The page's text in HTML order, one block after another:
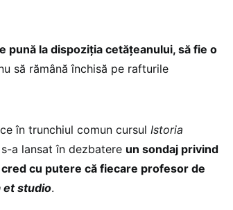
pună la dispoziția cetățeanului, să fie o
să rămână închisă pe rafturile
în trunchiul comun cursul Istoria
a lansat în dezbatere un sondaj privind
cu putere că fiecare profesor de
et studio.